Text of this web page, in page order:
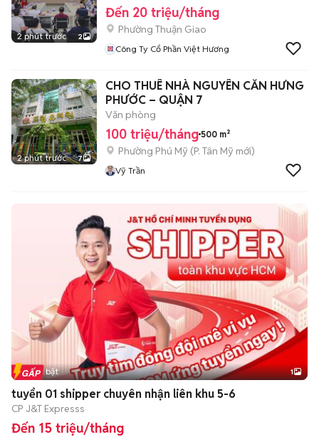
2 phút trước 2
Đến 20 triệu/tháng
Phường Thuận Giao
Công Ty Cổ Phần Việt Hương
2 phút trước 7
CHO THUÊ NHÀ NGUYÊN CĂN HƯNG
PHƯỚC – QUẬN 7
Văn phòng
100 triệu/tháng 500 m²
Phường Phú Mỹ (P. Tân Mỹ mới)
Vỹ Trần
Tin nổi bật 1
tuyển 01 shipper chuyên nhận liên khu 5-6
CP J&T Expresss
Đến 15 triệu/tháng